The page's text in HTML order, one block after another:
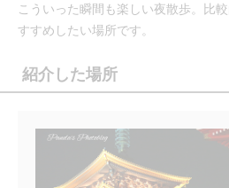
こういった瞬間も楽しい夜散歩。比
すすめしたい場所です。
紹介した場所